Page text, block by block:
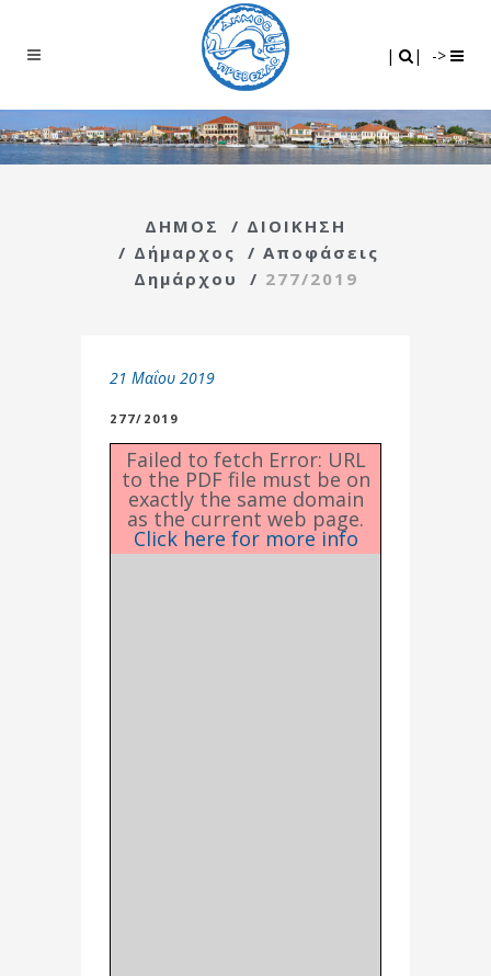
| | ->
ΔΗΜΟΣ / ΔΙΟΙΚΗΣΗ
/ Δήμαρχος / Αποφάσεις
Δημάρχου
/ 277/2019
21 Μαΐου 2019
277/2019
Failed to fetch Error: URL
to the PDF file must be on
exactly the same domain
as the current web page.
Click here for more info